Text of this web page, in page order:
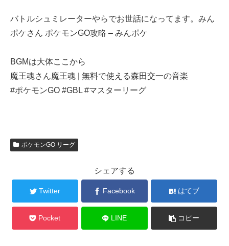
バトルシュミレーターやらでお世話になってます。みん
ポケさん ポケモンGO攻略 – みんポケ
BGMは大体ここから
魔王魂さん魔王魂 | 無料で使える森田交一の音楽
#ポケモンGO #GBL #マスターリーグ
ポケモンGO リーグ
シェアする
Twitter Facebook はてブ
Pocket LINE コピー